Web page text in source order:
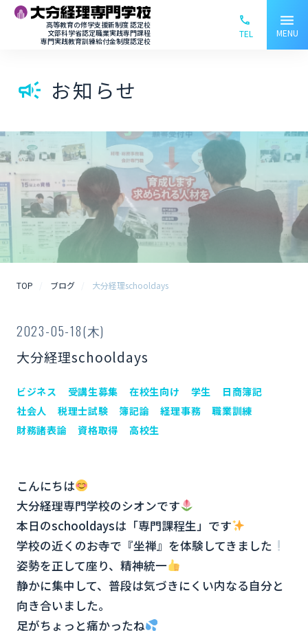
高等教育の修学支援新制度 認定校
文部科学省認定職業実践専門課程
専門実践教育訓練給付金制度認定校
TEL
menu
MENU
campaign お知らせ
TOP ブログ 大分経理schooldays
2023-05-18(木)
大分経理schooldays
ビジネス 受講生募集 在校生向け 学生
日商簿記
社会人
税理士試験 簿記論 経理事務
職業訓練
財務諸表論
資格取得 高校生
こんにちは
大分経理専門学校のシオンです
本日のschooldaysは「専門課程生」です
学校の近くのお寺で『坐禅』を体験してきました
姿勢を正して座り、精神統一
静かに集中して、普段は気づきにくい内なる自分と
向き合いました。
足がちょっと痛かったね